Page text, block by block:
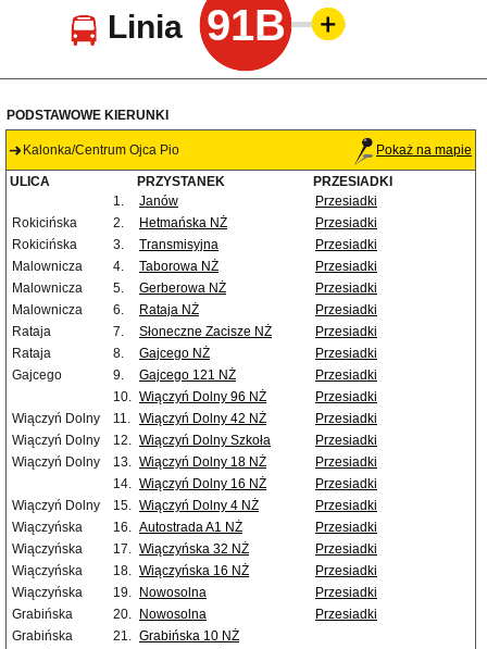
Linia 91B
PODSTAWOWE KIERUNKI
Kalonka/Centrum Ojca Pio Pokaż na mapie
ULICA PRZYSTANEK
PRZESIADKI
1.
Janów
Przesiadki
Rokicińska
2. Hetmańska NŻ
Przesiadki
Rokicińska
3. Transmisyjna
Przesiadki
Malownicza
4. Taborowa NŻ
Przesiadki
Malownicza
5. Gerberowa NŻ
Przesiadki
Malownicza
6. Rataja NŻ
Przesiadki
Rataja
7. Słoneczne Zacisze NŻ
Przesiadki
Rataja
8. Gajcego NŻ
Przesiadki
Gajcego
9. Gajcego 121 NŻ
Przesiadki
10. Wiączyń Dolny 96 NŻ
Przesiadki
Wiączyń Dolny
11. Wiączyń Dolny 42 NŻ
Przesiadki
Wiączyń Dolny
12. Wiączyń Dolny Szkoła
Przesiadki
Wiączyń Dolny
13. Wiączyń Dolny 18 NŻ
Przesiadki
14. Wiączyń Dolny 16 NŻ
Przesiadki
Wiączyń Dolny
15. Wiączyń Dolny 4 NŻ
Przesiadki
Wiączyńska
16. Autostrada A1 NŻ
Przesiadki
Wiączyńska
17. Wiączyńska 32 NŻ
Przesiadki
Wiączyńska
18. Wiączyńska 16 NŻ
Przesiadki
Wiączyńska
19. Nowosolna
Przesiadki
Grabińska
20. Nowosolna
Przesiadki
Grabińska
21. Grabińska 10 NŻ